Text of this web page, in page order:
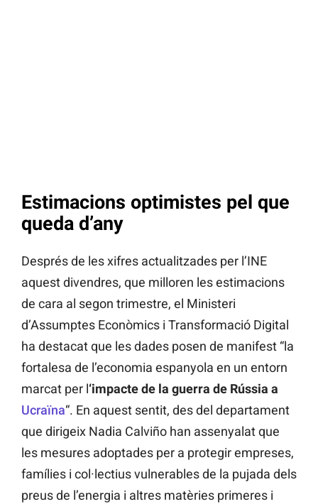
Estimacions optimistes pel que
queda d’any
Després de les xifres actualitzades per l’INE
aquest divendres, que milloren les estimacions
de cara al segon trimestre, el Ministeri
d’Assumptes Econòmics i Transformació Digital
ha destacat que les dades posen de manifest “la
fortalesa de l’economia espanyola en un entorn
marcat per l‘impacte de la guerra de Rússia a
Ucraïna“. En aquest sentit, des del departament
que dirigeix Nadia Calviño han assenyalat que
les mesures adoptades per a protegir empreses,
famílies i col·lectius vulnerables de la pujada dels
preus de l’energia i altres matèries primeres i